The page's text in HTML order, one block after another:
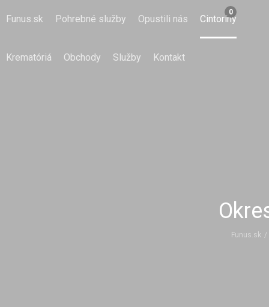
Funus.sk Pohrebné služby Opustili nás Cintoríny
Krematóriá Obchody Služby Kontakt
0
Funus.sk /